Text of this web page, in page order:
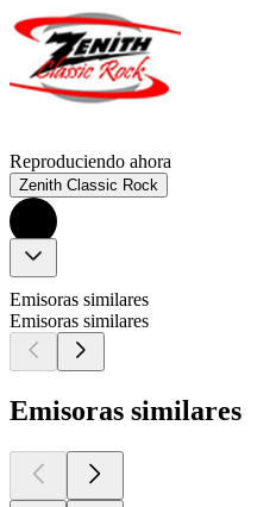
Reproduciendo ahora
Zenith Classic Rock
Emisoras similares
Emisoras similares
Emisoras similares